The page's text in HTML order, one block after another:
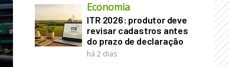
Economia
ITR 2026: produtor deve
revisar cadastros antes
do prazo de declaração
há 2 dias